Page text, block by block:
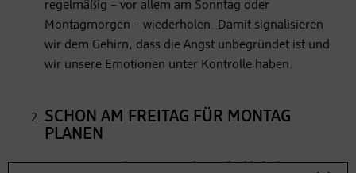
regelmäßig – vor allem am Sonntag oder
Montagmorgen – wiederholen. Damit signalisieren
wir dem Gehirn, dass die Angst unbegründet ist und
wir unsere Emotionen unter Kontrolle haben.
SCHON AM FREITAG FÜR MONTAG
PLANEN